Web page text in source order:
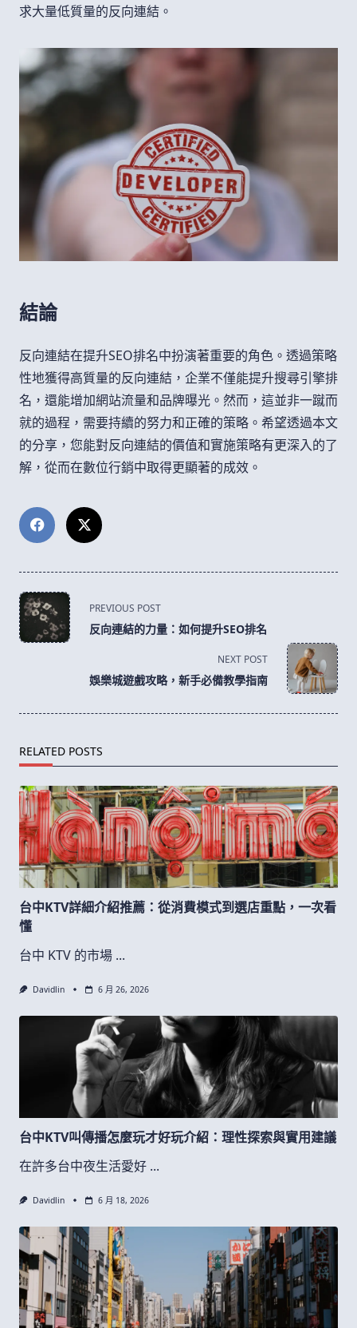
求大量低質量的反向連結。
結論
反向連結在提升SEO排名中扮演著重要的角色。透過策略
性地獲得高質量的反向連結，企業不僅能提升搜尋引擎排
名，還能增加網站流量和品牌曝光。然而，這並非一蹴而
就的過程，需要持續的努力和正確的策略。希望透過本文
的分享，您能對反向連結的價值和實施策略有更深入的了
解，從而在數位行銷中取得更顯著的成效。
<span
class="nav-
subtitle
PREVIOUS POST
反向連結的力量：如何提升SEO排名
NEXT POST
娛樂城遊戲攻略，新手必備教學指南
RELATED POSTS
台中KTV詳細介紹推薦：從消費模式到選店重點，一次看
懂
台中 KTV 的市場 ...
Davidlin 6 月 26, 2026
台中KTV叫傳播怎麼玩才好玩介紹：理性探索與實用建議
在許多台中夜生活愛好 ...
Davidlin 6 月 18, 2026